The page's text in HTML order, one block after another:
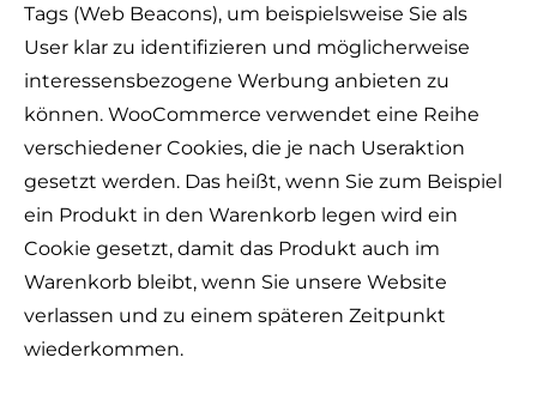
Tags (Web Beacons), um beispielsweise Sie als
User klar zu identifizieren und möglicherweise
interessensbezogene Werbung anbieten zu
können. WooCommerce verwendet eine Reihe
verschiedener Cookies, die je nach Useraktion
gesetzt werden. Das heißt, wenn Sie zum Beispiel
ein Produkt in den Warenkorb legen wird ein
Cookie gesetzt, damit das Produkt auch im
Warenkorb bleibt, wenn Sie unsere Website
verlassen und zu einem späteren Zeitpunkt
wiederkommen.